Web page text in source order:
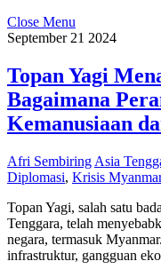
Close Menu
September 21 2024
Topan Yagi
Bagaimana
Kemanusiaan
Afri Sembiring Asia
Diplomasi, Krisis Myanmar
Topan Yagi, salah satu
Tenggara, telah
negara, termasuk
infrastruktur, gangguan